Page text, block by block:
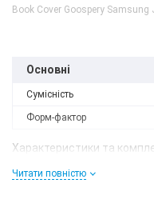
Book Cover Goospery
Основні
Сумісність
Форм-фактор
Характеристики та
Читати повністю